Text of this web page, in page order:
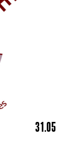
31.05